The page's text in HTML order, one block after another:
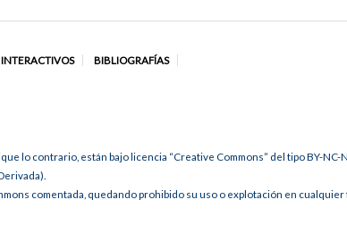
INTERACTIVOS BIBLIOGRAFÍAS
lo contrario, están bajo licencia “Creative Commons” del tipo BY-NC-
comentada, quedando prohibido su uso o explotación en cualquier